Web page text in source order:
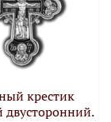
крестик
двусторонний.